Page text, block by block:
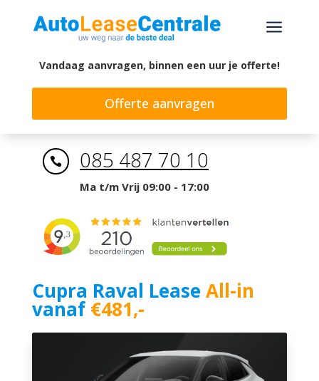
a
Vandaag aanvragen, binnen een uur je offerte!
Offerte aanvragen
 085 487 70 10
Ma t/m Vrij 09:00 - 17:00
Cupra Raval Lease All-in
vanaf€481,-